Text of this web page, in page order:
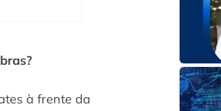
à frente da